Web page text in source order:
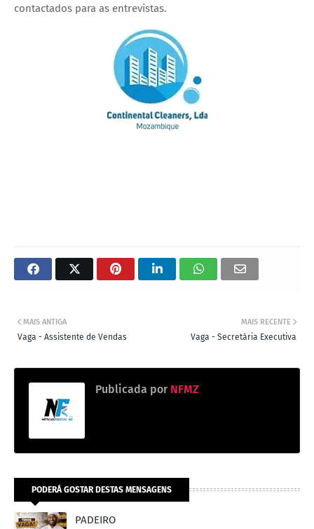
contactados para as entrevistas.
MAIS RECENTE
Vaga - Secretária Executiva
MAIS ANTIGA
Vaga - Assistente de Vendas
Publicada por NFMZ
PODERÁ GOSTAR DESTAS MENSAGENS
PADEIRO